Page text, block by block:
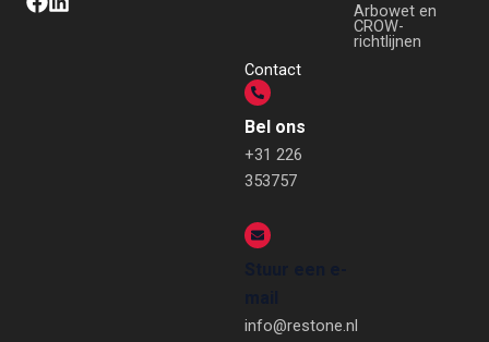
Arbowet en
CROW-
richtlijnen
Contact
Bel ons
+31 226
353757
info@restone.nl